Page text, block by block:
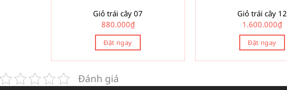
Giỏ trái cây 07
880.000₫
Đặt ngay
Giỏ trái cây 12
1.600.000₫
Đặt ngay
Đánh giá